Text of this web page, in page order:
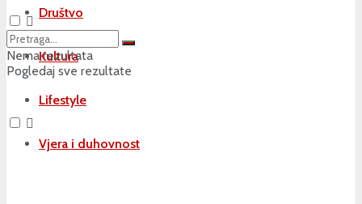
Društvo
Kultura
Lifestyle
Vjera i duhovnost
Nema rezultata
Pogledaj sve rezultate